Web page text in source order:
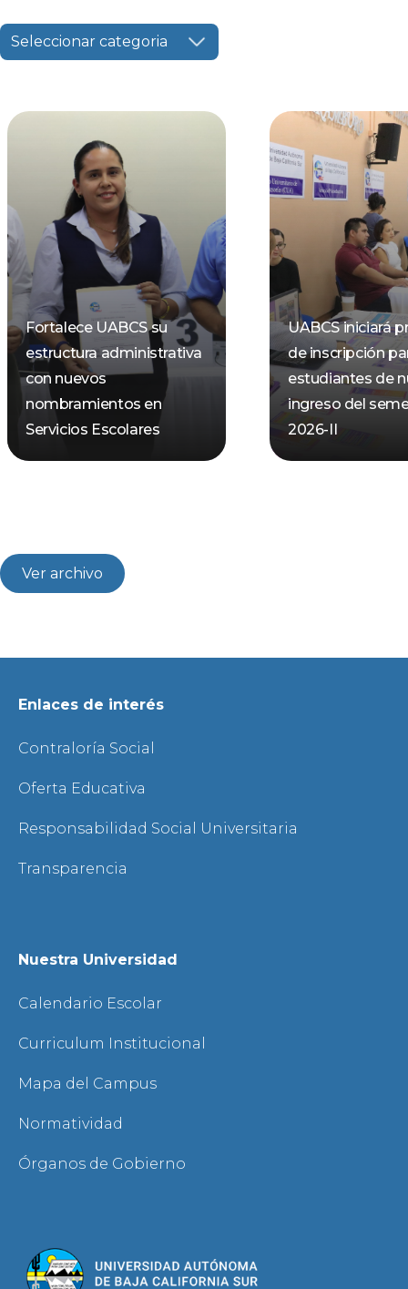
Seleccionar categoria
Fortalece UABCS su
estructura administrativa
con nuevos
nombramientos en
Servicios Escolares
UABCS iniciará
de inscripción
estudiantes de
ingreso del
2026-II
Ver archivo
Enlaces de interés
Contraloría Social
Oferta Educativa
Responsabilidad Social Universitaria
Transparencia
Nuestra Universidad
Calendario Escolar
Curriculum Institucional
Mapa del Campus
Normatividad
Órganos de Gobierno